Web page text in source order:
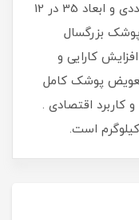
پوشک نواری بیتا در بسته بندی 20 عددی و ابعاد 35 در 12
پوشک بزرگسال
کارایی و
پوشک کامل
اقتصادی .